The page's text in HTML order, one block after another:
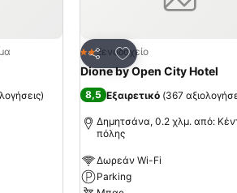
)
Κοινοποίηση
Προσθήκη στα
2 Αστέρια
Ξενοδοχείο
Dione by Open City Hotel
8,5 Εξαιρετικό (367
Δημητσάνα, 0.2 χλμ. από:
πόλης
Δωρεάν Wi-Fi
Parking